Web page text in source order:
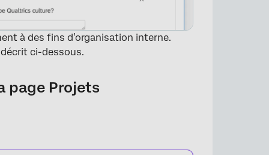
à des fins d’organisation interne.
ci-dessous.
page Projets